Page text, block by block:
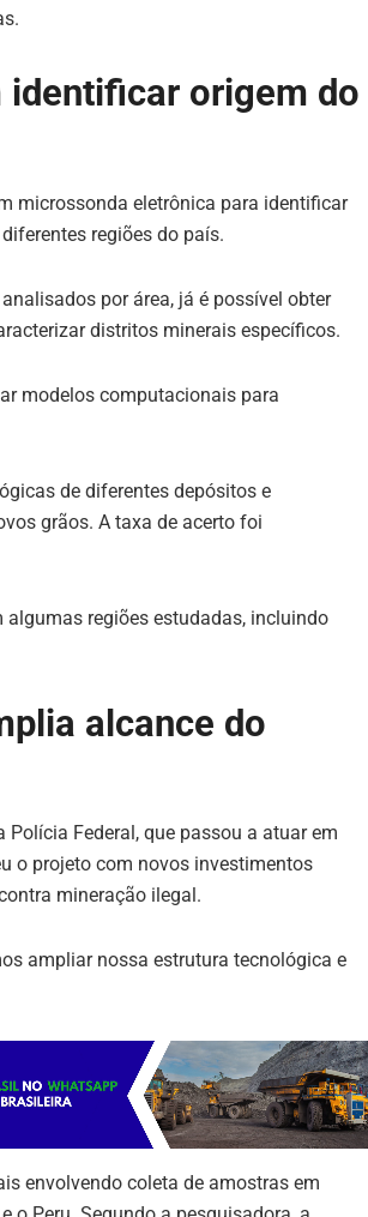
origem do
microssonda eletrônica para identificar
regiões do país.
por área, já é possível obter
distritos minerais específicos.
modelos computacionais para
de diferentes depósitos e
grãos. A taxa de acerto foi
algumas regiões estudadas, incluindo
alcance do
Federal, que passou a atuar em
o projeto com novos investimentos
mineração ilegal.
ampliar nossa estrutura tecnológica e
envolvendo coleta de amostras em